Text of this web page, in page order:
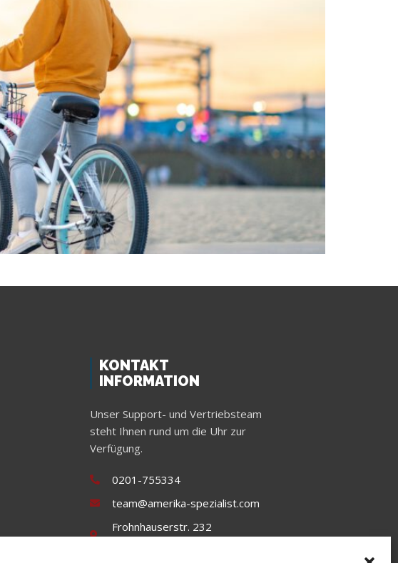
KONTAKT
INFORMATION
Unser Support- und Vertriebsteam
steht Ihnen rund um die Uhr zur
Verfügung.
0201-755334
team@amerika-spezialist.com
Frohnhauserstr. 232